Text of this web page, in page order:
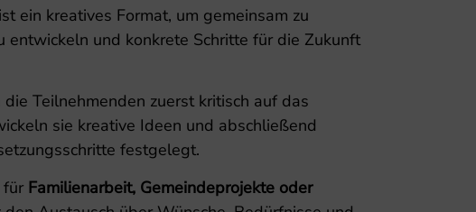
ein kreatives Format, um gemeinsam zu
entwickeln und konkrete Schritte für die Zukunft
die Teilnehmenden zuerst kritisch auf das
sie kreative Ideen und abschließend
festgelegt.
für Familienarbeit, Gemeindeprojekte oder